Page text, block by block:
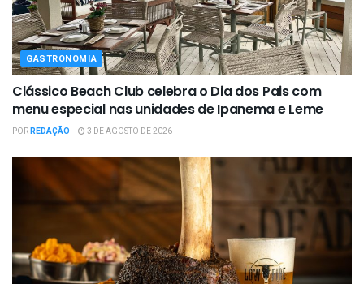
GASTRONOMIA
Clássico Beach Club celebra o Dia dos Pais com
menu especial nas unidades de Ipanema e Leme
PORREDAÇÃO 3 DE AGOSTO DE 2026